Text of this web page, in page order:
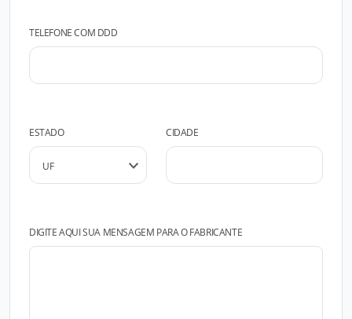
TELEFONE COM DDD
ESTADO CIDADE
DIGITE AQUI SUA MENSAGEM PARA O FABRICANTE